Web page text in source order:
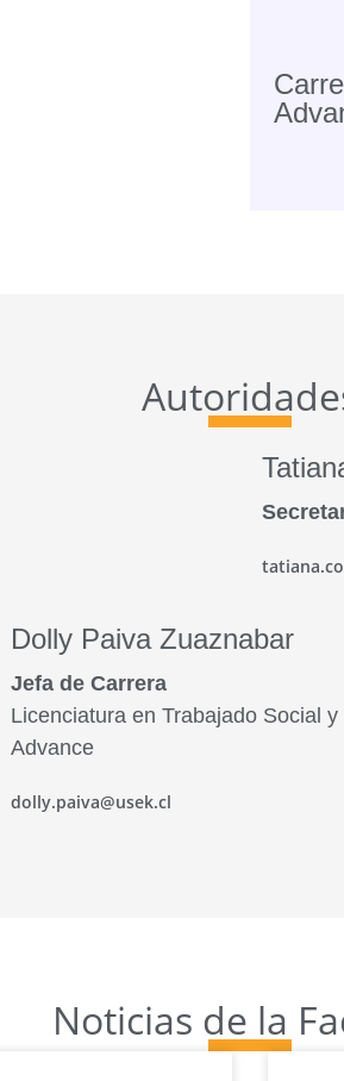
Dolly Paiva Zuaznabar
Jefa de Carrera
Licenciatura en Trabajado Social y
Advance
dolly.paiva@usek.cl
Noticias de la